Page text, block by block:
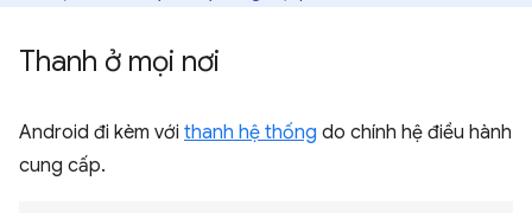
Thanh ở mọi nơi
Android đi kèm với thanh hệ thống do chính hệ điều hành
cung cấp.